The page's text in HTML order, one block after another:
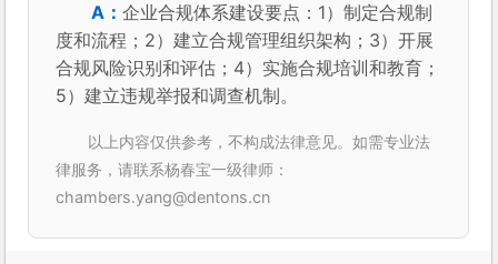
企业合规体系建设要点：1）制定合规制
度和流程；2）建立合规管理组织架构；3）开展
合规风险识别和评估；4）实施合规培训和教育；
5）建立违规举报和调查机制。
以上内容仅供参考，不构成法律意见。如需专业法
律服务，请联系杨春宝一级律师：
chambers.yang@dentons.cn